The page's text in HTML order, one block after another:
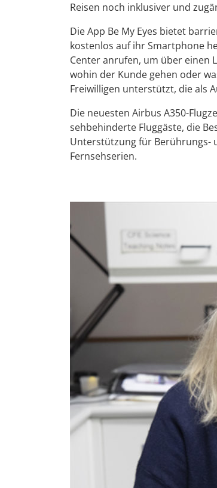
Reisen noch inklusiver und
Die App Be My Eyes bietet
kostenlos auf ihr Smartphone
Center anrufen, um über einen
wohin der Kunde gehen oder
Freiwilligen unterstützt, die als
Die neuesten Airbus A350-
sehbehinderte Fluggäste, die
Unterstützung für Berührungs-
Fernsehserien.